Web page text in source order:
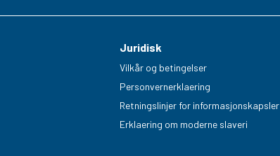
Juridisk
Vilkår og betingelser
Personvernerklaering
Retningslinjer for informasjonskapsler
Erklaering om moderne slaveri